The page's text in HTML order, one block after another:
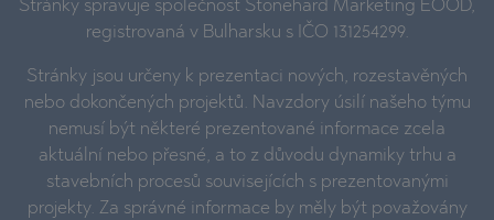
Stránky spravuje společnost Stonehard Marketing EOOD,
registrovaná v Bulharsku s IČO 131254299.
Stránky jsou určeny k prezentaci nových, rozestavěných
nebo dokončených projektů. Navzdory úsilí našeho týmu
nemusí být některé prezentované informace zcela
aktuální nebo přesné, a to z důvodu dynamiky trhu a
stavebních procesů souvisejících s prezentovanými
projekty. Za správné informace by měly být považovány